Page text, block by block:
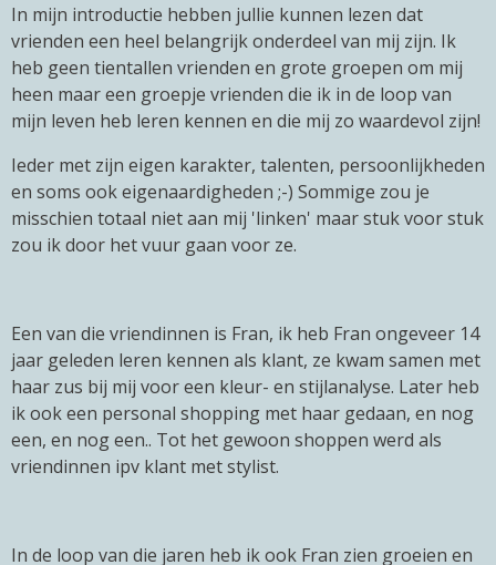
In mijn introductie hebben jullie kunnen lezen dat
vrienden een heel belangrijk onderdeel van mij zijn. Ik
heb geen tientallen vrienden en grote groepen om mij
heen maar een groepje vrienden die ik in de loop van
mijn leven heb leren kennen en die mij zo waardevol zijn!
Ieder met zijn eigen karakter, talenten, persoonlijkheden
en soms ook eigenaardigheden ;-) Sommige zou je
misschien totaal niet aan mij 'linken' maar stuk voor stuk
zou ik door het vuur gaan voor ze.
Een van die vriendinnen is Fran, ik heb Fran ongeveer 14
jaar geleden leren kennen als klant, ze kwam samen met
haar zus bij mij voor een kleur- en stijlanalyse. Later heb
ik ook een personal shopping met haar gedaan, en nog
een, en nog een.. Tot het gewoon shoppen werd als
vriendinnen ipv klant met stylist.
In de loop van die jaren heb ik ook Fran zien groeien en